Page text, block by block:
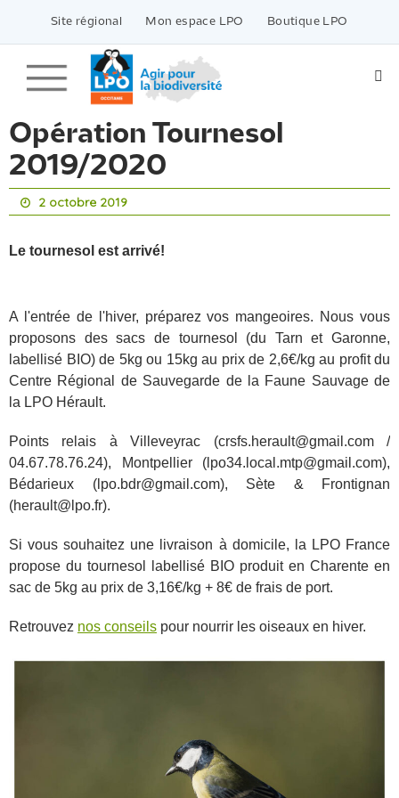
contenu
Site régional Mon espace LPO Boutique LPO
Opération Tournesol
2019/2020
2 octobre 2019
Le tournesol est arrivé!
A l'entrée de l'hiver, préparez vos mangeoires. Nous vous
proposons des sacs de tournesol (du Tarn et Garonne,
labellisé BIO) de 5kg ou 15kg au prix de 2,6€/kg au profit du
Centre Régional de Sauvegarde de la Faune Sauvage de
la LPO Hérault.
Points relais à Villeveyrac (crsfs.herault@gmail.com /
04.67.78.76.24), Montpellier (lpo34.local.mtp@gmail.com),
Bédarieux (lpo.bdr@gmail.com), Sète & Frontignan
(herault@lpo.fr).
Si vous souhaitez une livraison à domicile, la LPO France
propose du tournesol labellisé BIO produit en Charente en
sac de 5kg au prix de 3,16€/kg + 8€ de frais de port.
Retrouvez nos conseils pour nourrir les oiseaux en hiver.